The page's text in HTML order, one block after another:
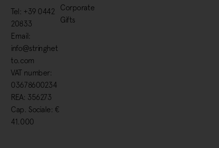
Tel: +39 0442
20833
Email:
info@stringhet
to.com
VAT number:
03678600234
REA: 356273
Cap. Sociale: €
41.000
Corporate
Gifts